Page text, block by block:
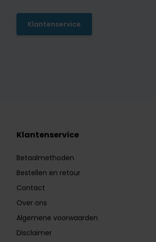
Klantenservice
Klantenservice
Betaalmethoden
Bestellen en retour
Contact
Over ons
Algemene voorwaarden
Disclaimer